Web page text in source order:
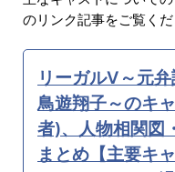
のリンク記事をご覧くだ